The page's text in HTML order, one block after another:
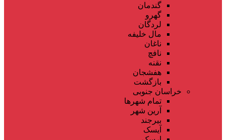
گندمان
گهرو
لردگان
مال خلیفه
ناغان
نافچ
نقنه
هفشجان
بازگشت
خراسان جنوبی
تمام شهر‌ها
آرین شهر
بیرجند
آیسک